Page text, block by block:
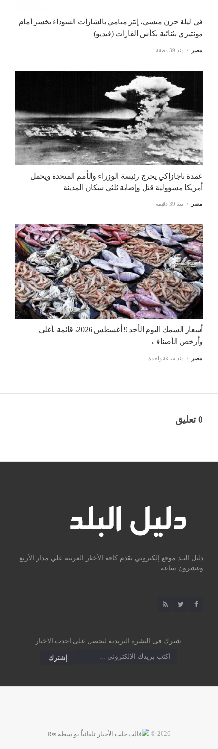
في ليلة حزن ميسي، إنتر ميامي بالشارات السوداء يخسر أمام
مونتيري بثنائية بكأس القارات (فيديو)
مصر منذ 39 دقيقة
عمدة ناجازاكي يحرج رئيسة الوزراء والأمم المتحدة ويحمل
أمريكا مسؤولية قتل وإصابة ثلثي سكان المدينة
مصر منذ 39 دقيقة
أسعار السمك اليوم الأحد 9 أغسطس 2026، قائمة بأغلى
وأرخص الأصناف
مصر منذ ساعة واحدة
0 تعليق
دليل البلد موقع إلكتروني يقدم كافة الأخبار العربية علي مدار الأربع
وعشرون ساعة
اشترك فى النشرة البريدية لتحصل على احدث الاخبار
2026 ©